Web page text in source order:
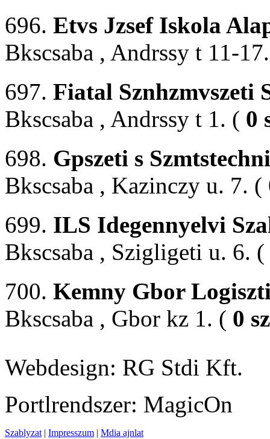
696. Etvs Jzsef Iskola
Bkscsaba , Andrssy t 11-
697. Fiatal Sznhzmvszeti
Bkscsaba , Andrssy t 1. ( 0
698. Gpszeti s
Bkscsaba , Kazinczy u. 7. (
699. ILS Idegennyelvi
Bkscsaba , Szigligeti u. 6. (
700. Kemny Gbor
Bkscsaba , Gbor kz 1. ( 0
Webdesign: RG Stdi Kft.
Portlrendszer: MagicOn
Szablyzat | Impresszum | Mdia ajnlat